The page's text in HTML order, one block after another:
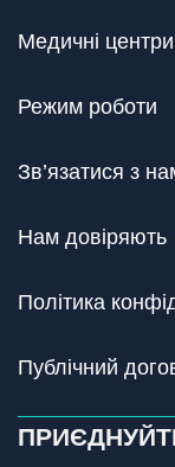
Медичні центри
Режим роботи
Зв’язатися з
Нам довіряють
Політика
Публічний